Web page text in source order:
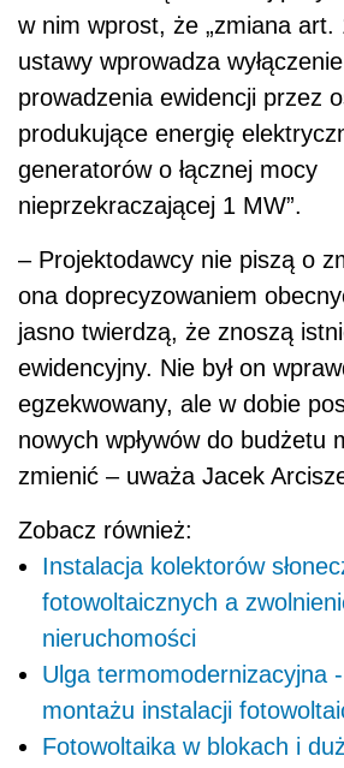
w nim wprost, że „zmiana art.
ustawy wprowadza
prowadzenia ewidencji przez
produkujące energię
generatorów o łącznej mocy
nieprzekraczającej 1 MW”.
– Projektodawcy nie piszą o
ona doprecyzowaniem
jasno twierdzą, że znoszą
ewidencyjny. Nie był on
egzekwowany, ale w dobie
nowych wpływów do budżetu
zmienić – uważa Jacek
Zobacz również:
Instalacja kolektorów
fotowoltaicznych a
nieruchomości
Ulga termomodernizacyjna
montażu instalacji
Fotowoltaika w blokach i